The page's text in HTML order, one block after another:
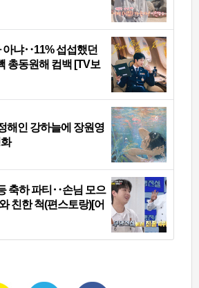
아냐‥11% 섭섭했던
총동원해 컴백 [TV보
해인 강하늘에 장원영
축하 파티‥손님 모으
친한 척(편스토랑)[어